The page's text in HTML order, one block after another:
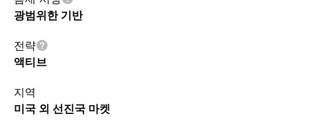
광범위한 기반
전략
액티브
지역
미국 외 선진국 마켓